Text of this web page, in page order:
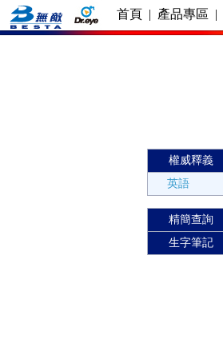
首頁 | 產品專區 |
權威釋義
英語
精簡查詢
生字筆記